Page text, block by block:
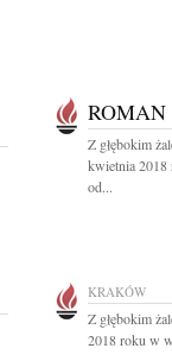
ROMAN
Z głębokim
kwietnia 2018
od...
KRAKÓW
Z głębokim
2018 roku w